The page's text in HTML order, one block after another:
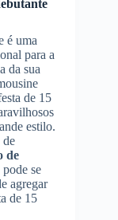
é uma
para a
da sua
de 15
estilo.
de
de
pode se
agregar
de 15